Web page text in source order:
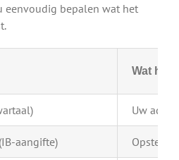
eenvoudig bepalen wat het
Wat
Uw
aangifte)